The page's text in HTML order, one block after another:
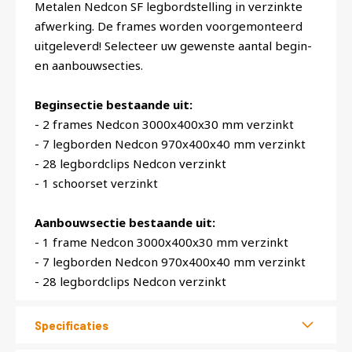
Metalen Nedcon SF legbordstelling in verzinkte
afwerking. De frames worden voorgemonteerd
uitgeleverd! Selecteer uw gewenste aantal begin-
en aanbouwsecties.
Beginsectie bestaande uit:
- 2 frames Nedcon 3000x400x30 mm verzinkt
- 7 legborden Nedcon 970x400x40 mm verzinkt
- 28 legbordclips Nedcon verzinkt
- 1 schoorset verzinkt
Aanbouwsectie bestaande uit:
- 1 frame Nedcon 3000x400x30 mm verzinkt
- 7 legborden Nedcon 970x400x40 mm verzinkt
- 28 legbordclips Nedcon verzinkt
Specificaties